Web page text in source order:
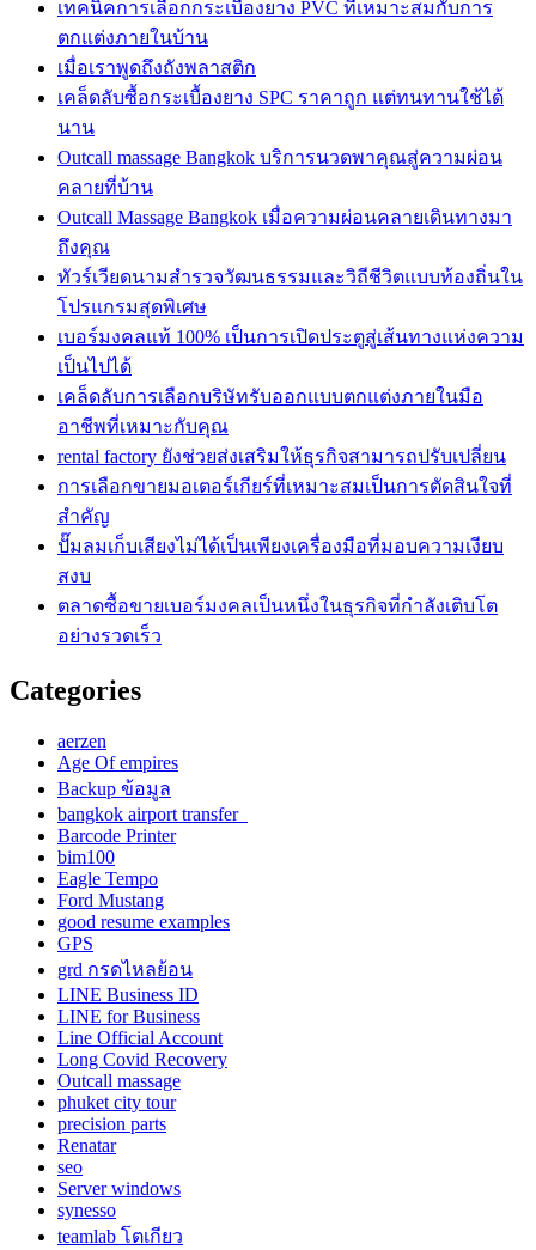
เทคนิคการเลือกกระเบื้องยาง PVC ที่เหมาะสมกับการ
ตกแต่งภายในบ้าน
เมื่อเราพูดถึงถังพลาสติก
เคล็ดลับซื้อกระเบื้องยาง SPC ราคาถูก แต่ทนทานใช้ได้
นาน
Outcall massage Bangkok บริการนวดพาคุณสู่ความผ่อน
คลายที่บ้าน
Outcall Massage Bangkok เมื่อความผ่อนคลายเดินทางมา
ถึงคุณ
ทัวร์เวียดนามสำรวจวัฒนธรรมและวิถีชีวิตแบบท้องถิ่นใน
โปรแกรมสุดพิเศษ
เบอร์มงคลแท้ 100% เป็นการเปิดประตูสู่เส้นทางแห่งความ
เป็นไปได้
เคล็ดลับการเลือกบริษัทรับออกแบบตกแต่งภายในมือ
อาชีพที่เหมาะกับคุณ
rental factory ยังช่วยส่งเสริมให้ธุรกิจสามารถปรับเปลี่ยน
การเลือกขายมอเตอร์เกียร์ที่เหมาะสมเป็นการตัดสินใจที่
สำคัญ
ปั๊มลมเก็บเสียงไม่ได้เป็นเพียงเครื่องมือที่มอบความเงียบ
สงบ
ตลาดซื้อขายเบอร์มงคลเป็นหนึ่งในธุรกิจที่กำลังเติบโต
อย่างรวดเร็ว
Categories
aerzen
Age Of empires
Backup ข้อมูล
bangkok airport transfer
Barcode Printer
bim100
Eagle Tempo
Ford Mustang
good resume examples
GPS
grd กรดไหลย้อน
LINE Business ID
LINE for Business
Line Official Account
Long Covid Recovery
Outcall massage
phuket city tour
precision parts
Renatar
seo
Server windows
synesso
teamlab โตเกียว